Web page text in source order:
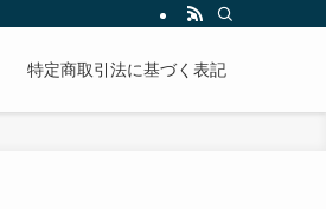
特定商取引法に基づく表記